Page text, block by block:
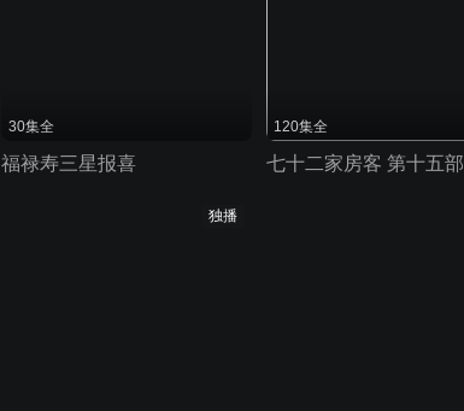
30集全
福禄寿三星报喜
120集全
七十二家房客 第十五部
独播